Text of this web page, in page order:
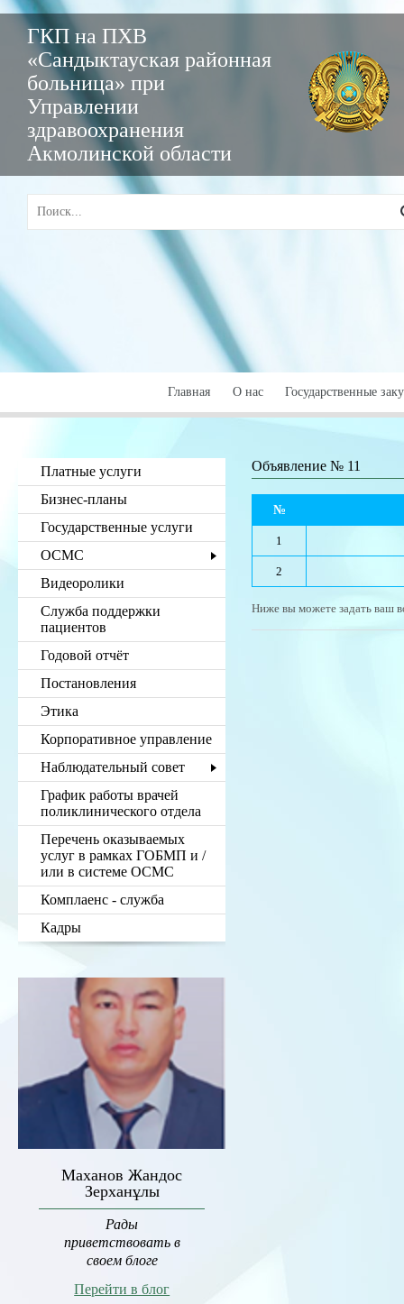
ГКП на ПХВ
«Сандыктауская районная
больница» при
Управлении
здравоохранения
Акмолинской области
Главная О нас Государственные
Платные услуги
Бизнес-планы
Государственные услуги
ОСМС
Видеоролики
Служба поддержки
пациентов
Годовой отчёт
Постановления
Этика
Корпоративное управление
Наблюдательный совет
График работы врачей
поликлинического отдела
Перечень оказываемых
услуг в рамках ГОБМП и /
или в системе ОСМС
Комплаенс - служба
Кадры
Маханов Жандос
Зерханұлы
Рады
приветствовать в
своем блоге
Перейти в блог
Объявление № 11
№
1
2
Ниже вы можете задать ваш